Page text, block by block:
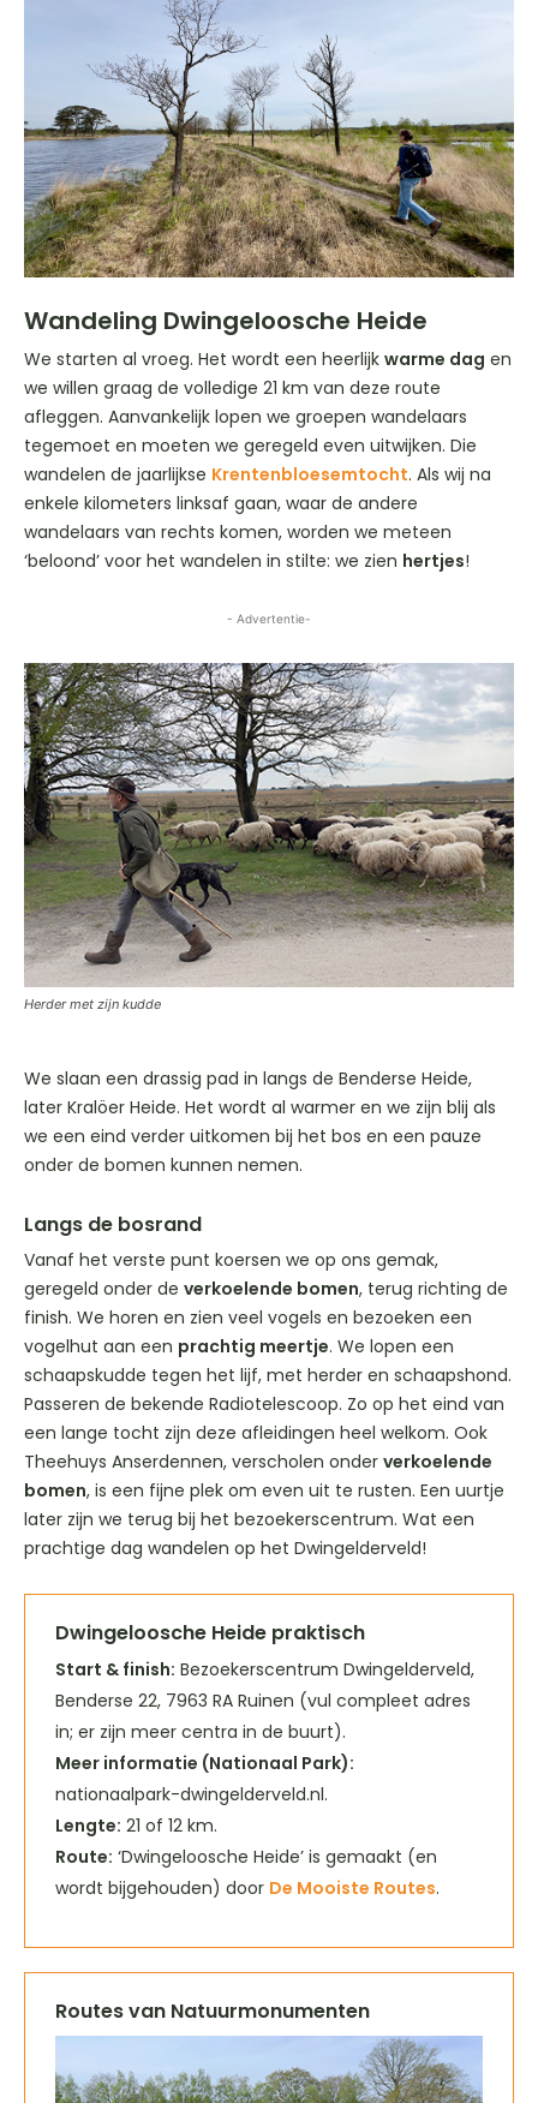
Wandeling Dwingeloosche Heide
We starten al vroeg. Het wordt een heerlijk warme dag en
we willen graag de volledige 21 km van deze route
afleggen. Aanvankelijk lopen we groepen wandelaars
tegemoet en moeten we geregeld even uitwijken. Die
wandelen de jaarlijkse Krentenbloesemtocht. Als wij na
enkele kilometers linksaf gaan, waar de andere
wandelaars van rechts komen, worden we meteen
‘beloond’ voor het wandelen in stilte: we zien hertjes!
- Advertentie-
Herder met zijn kudde
We slaan een drassig pad in langs de Benderse Heide,
later Kralöer Heide. Het wordt al warmer en we zijn blij als
we een eind verder uitkomen bij het bos en een pauze
onder de bomen kunnen nemen.
Langs de bosrand
Vanaf het verste punt koersen we op ons gemak,
geregeld onder de verkoelende bomen, terug richting de
finish. We horen en zien veel vogels en bezoeken een
vogelhut aan een prachtig meertje. We lopen een
schaapskudde tegen het lijf, met herder en schaapshond.
Passeren de bekende Radiotelescoop. Zo op het eind van
een lange tocht zijn deze afleidingen heel welkom. Ook
Theehuys Anserdennen, verscholen onder verkoelende
bomen, is een fijne plek om even uit te rusten. Een uurtje
later zijn we terug bij het bezoekerscentrum. Wat een
prachtige dag wandelen op het Dwingelderveld!
Dwingeloosche Heide praktisch
Start & finish: Bezoekerscentrum Dwingelderveld,
Benderse 22, 7963 RA Ruinen (vul compleet adres
in; er zijn meer centra in de buurt).
Meer informatie (Nationaal Park):
nationaalpark-dwingelderveld.nl.
Lengte: 21 of 12 km.
Route: ‘Dwingeloosche Heide’ is gemaakt (en
wordt bijgehouden) door De Mooiste Routes.
Routes van Natuurmonumenten